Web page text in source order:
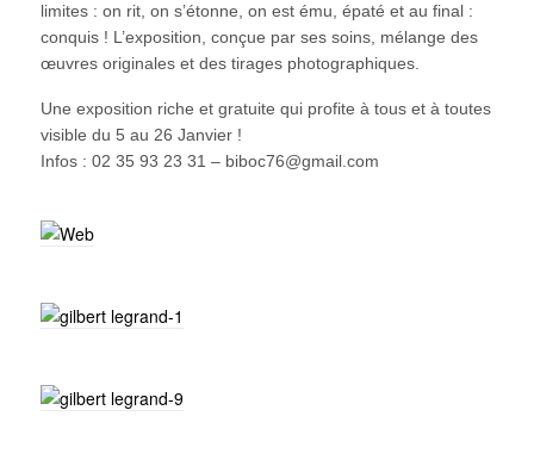
limites : on rit, on s’étonne, on est ému, épaté et au final :
conquis ! L’exposition, conçue par ses soins, mélange des
œuvres originales et des tirages photographiques.
Une exposition riche et gratuite qui profite à tous et à toutes
visible du 5 au 26 Janvier !
Infos : 02 35 93 23 31 – biboc76@gmail.com